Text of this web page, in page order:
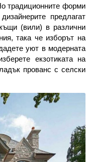
традиционните форми
предлагат
(вили) в различни
така че изборът на
уют в модерната
екзотиката на
прованс с селски